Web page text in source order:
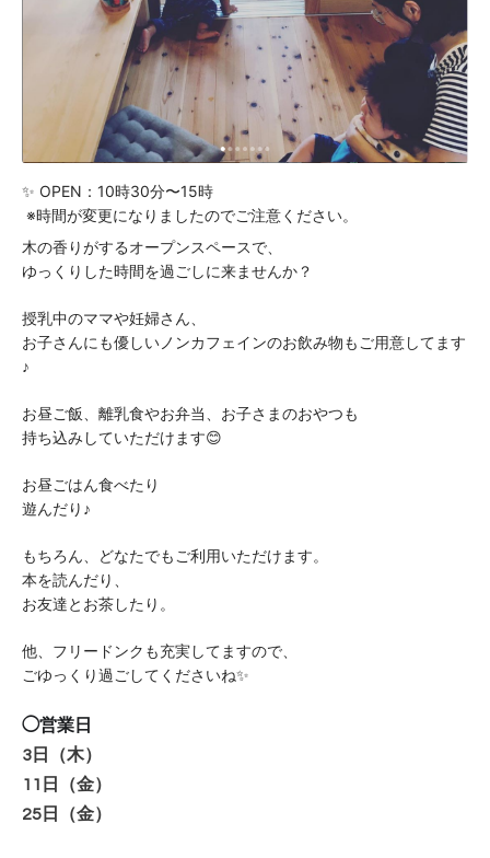
✨ OPEN：10時30分〜15時
※時間が変更になりましたのでご注意ください。
木の香りがするオープンスペースで、
ゆっくりした時間を過ごしに来ませんか？
授乳中のママや妊婦さん、
お子さんにも優しいノンカフェインのお飲み物もご用意してます
♪
お昼ご飯、離乳食やお弁当、お子さまのおやつも
持ち込みしていただけます😊
お昼ごはん食べたり
遊んだり♪
もちろん、どなたでもご利用いただけます。
本を読んだり、
お友達とお茶したり。
他、フリードンクも充実してますので、
ごゆっくり過ごしてくださいね✨
◯営業日
3日（木）
11 日（金）
25 日（金）